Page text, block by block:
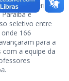
em parceria
e
seletivo entre
166
para a
a equipe da